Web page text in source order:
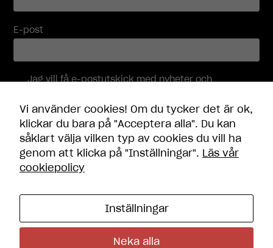
E-post
Jag vill få e-postutskick med nyheter och
personuppgifter behandlas i enlighet med
integritetspolicyn.
Skicka
Kontakt
Vi använder cookies! Om du tycker det är ok,
klickar du bara på "Acceptera alla". Du kan
såklart välja vilken typ av cookies du vill ha
genom att klicka på "Inställningar". Läs vår
cookiepolicy
Inställningar
Neka alla
används.
För att vår
hemsida ska
möjligt under
ditt besök.
Om du nekar
dessa
cookies
att försvinna
från
hemsidan.